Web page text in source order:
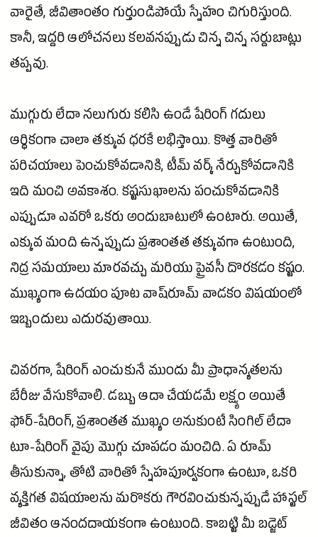
వారైతే, జీవితాంతం గుర్తుండిపోయే స్నేహం చిగురిస్తుంది.
కానీ, ఇద్దరి ఆలోచనలు కలవనప్పుడు చిన్న చిన్న సర్దుబాట్లు
తప్పవు.
ముగ్గురు లేదా నలుగురు కలిసి ఉండే షేరింగ్ గదులు
ఆర్థికంగా చాలా తక్కువ ధరకే లభిస్తాయి. కొత్త వారితో
పరిచయాలు పెంచుకోవడానికి, టీమ్ వర్క్ నేర్చుకోవడానికి
ఇది మంచి అవకాశం. కష్టసుఖాలను పంచుకోవడానికి
ఎప్పుడూ ఎవరో ఒకరు అందుబాటులో ఉంటారు. అయితే,
ఎక్కువ మంది ఉన్నప్పుడు ప్రశాంతత తక్కువగా ఉంటుంది,
నిద్ర సమయాలు మారవచ్చు మరియు ప్రైవసీ దొరకడం కష్టం.
ముఖ్యంగా ఉదయం పూట వాష్‌రూమ్ వాడకం విషయంలో
ఇబ్బందులు ఎదురవుతాయి.
చివరగా, షేరింగ్ ఎంచుకునే ముందు మీ ప్రాధాన్యతలను
బేరీజు వేసుకోవాలి. డబ్బుఆదాచేయడమే లక్ష్యం అయితే
ఫోర్-షేరింగ్, ప్రశాంతత ముఖ్యం అనుకుంటే సింగిల్ లేదా
టూ-షేరింగ్ వైపు మొగ్గు చూపడం మంచిది. ఏ రూమ్
తీసుకున్నా, తోటి వారితో స్నేహపూర్వకంగా ఉంటూ, ఒకరి
వ్యక్తిగత విషయాలను మరొకరు గౌరవించుకున్నప్పుడే హాస్టల్
జీవితం ఆనందదాయకంగా ఉంటుంది. కాబట్టి మీ బడ్జెట్